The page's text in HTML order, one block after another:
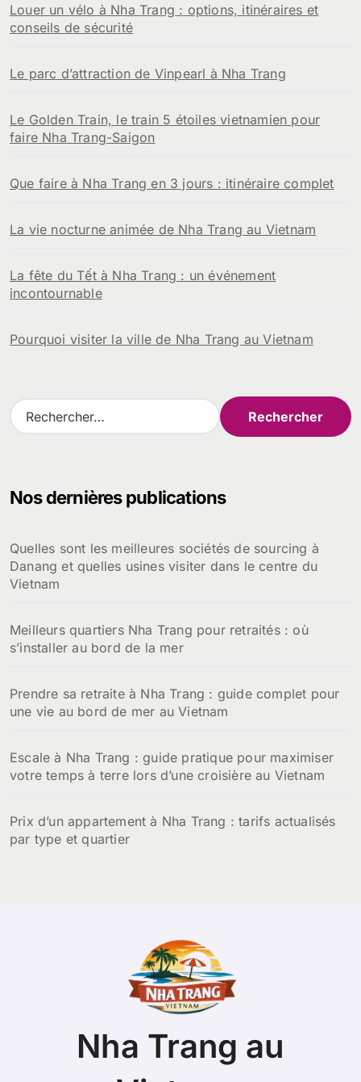
Louer un vélo à Nha Trang : options, itinéraires et
conseils de sécurité
Le parc d’attraction de Vinpearl à Nha Trang
Le Golden Train, le train 5 étoiles vietnamien pour
faire Nha Trang-Saigon
Que faire à Nha Trang en 3 jours : itinéraire complet
La vie nocturne animée de Nha Trang au Vietnam
La fête du Tết à Nha Trang : un événement
incontournable
Pourquoi visiter la ville de Nha Trang au Vietnam
R
e
r
e
r
Nos dernières publications
Quelles sont les meilleures sociétés de sourcing à
Danang et quelles usines visiter dans le centre du
Vietnam
Meilleurs quartiers Nha Trang pour retraités : où
s’installer au bord de la mer
Prendre sa retraite à Nha Trang : guide complet pour
une vie au bord de mer au Vietnam
Escale à Nha Trang : guide pratique pour maximiser
votre temps à terre lors d’une croisière au Vietnam
Prix d’un appartement à Nha Trang : tarifs actualisés
par type et quartier
Nha Trang au